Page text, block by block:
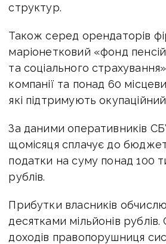
структур.
Також серед орендаторів
маріонетковий «фонд
та соціального
компанії та понад 60
які підтримують
За даними оперативників
щомісяця сплачує до
податки на суму понад 100
рублів.
Прибутки власників
десятками мільйонів
доходів правопорушниця